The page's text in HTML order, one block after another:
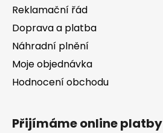
Reklamační řád
Doprava a platba
Náhradní plnění
Moje objednávka
Hodnocení obchodu
Přijímáme online platby